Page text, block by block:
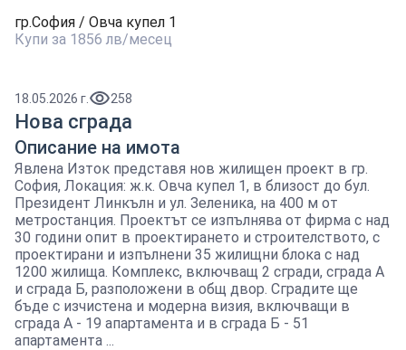
гр.София / Овча купел 1
Купи за 1856 лв/месец
18.05.2026 г. 258
Нова сграда
Описание на имота
Явлена Изток представя нов жилищен проект в гр.
София, Локация: ж.к. Овча купел 1, в близост до бул.
Президент Линкълн и ул. Зеленика, на 400 м от
метростанция. Проектът се изпълнява от фирма с над
30 години опит в проектирането и строителството, с
проектирани и изпълнени 35 жилищни блока с над
1200 жилища. Комплекс, включващ 2 сгради, сграда А
и сграда Б, разположени в общ двор. Сградите ще
бъде с изчистена и модерна визия, включващи в
сграда А - 19 апартамента и в сграда Б - 51
апартамента ...